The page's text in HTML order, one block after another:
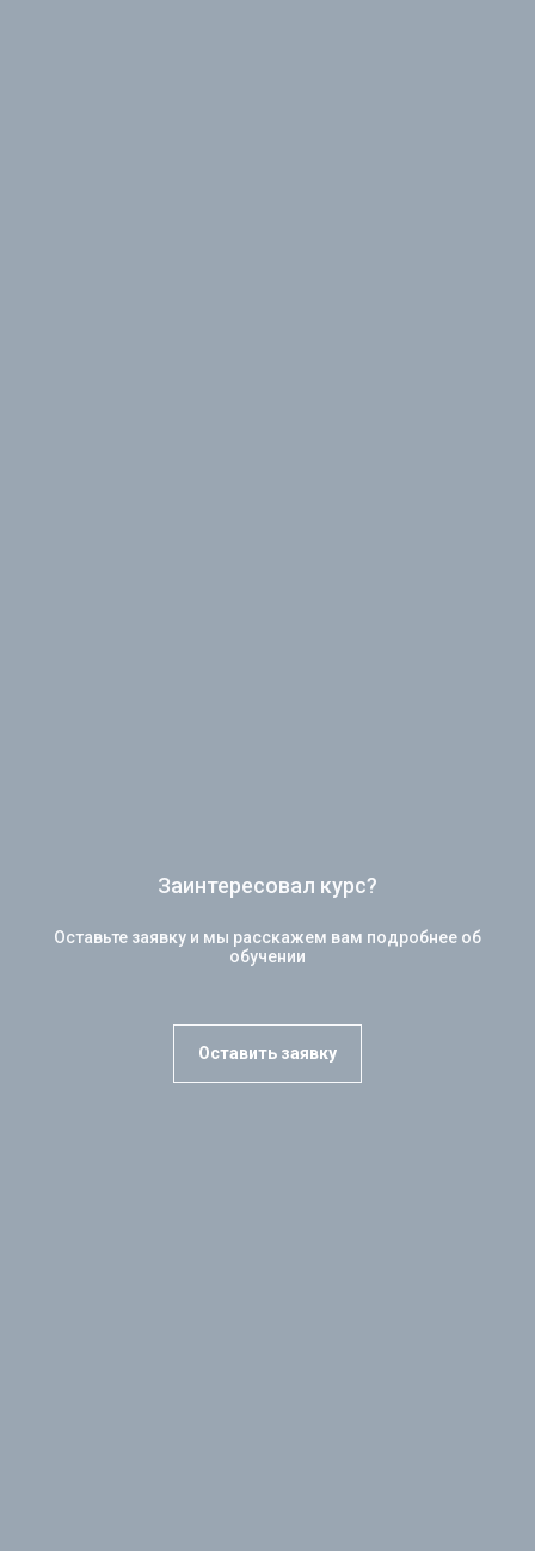
Заинтересовал курс?
Оставьте заявку и мы расскажем вам подробнее об
обучении
Оставить заявку